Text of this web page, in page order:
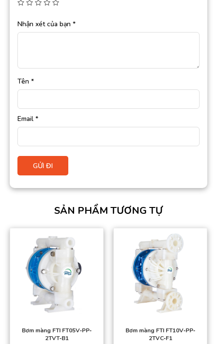
Nhận xét của bạn *
Tên *
Email *
SẢN PHẨM TƯƠNG TỰ
Bơm màng FTI FT05V‐PP‐
2TVT‐B1
Bơm màng FTI FT10V‐PP‐
2TVC‐F1